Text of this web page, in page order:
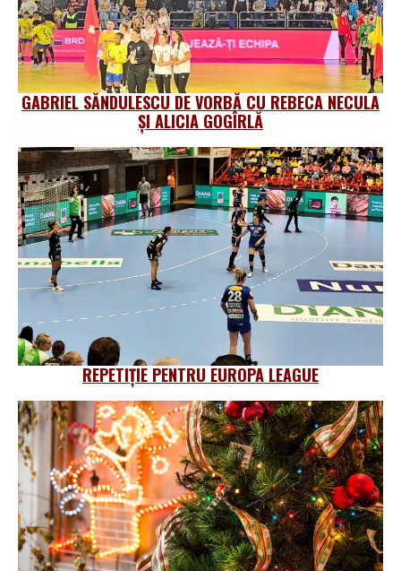
GABRIEL SĂNDULESCU DE VORBĂ CU REBECA NECULA
ȘI ALICIA GOGÎRLĂ
REPETIȚIE PENTRU EUROPA LEAGUE